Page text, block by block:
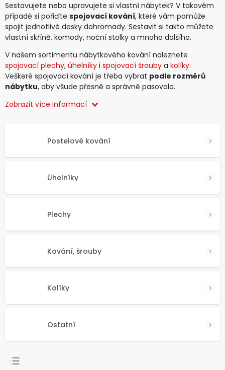
Sestavujete nebo upravujete si vlastní nábytek? V takovém
případě si pořiďte spojovací kování, které vám pomůže
spojit jednotlivé desky dohromady. Sestavit si takto můžete
vlastní skříně, komody, noční stolky a mnoho dalšího.
V našem sortimentu nábytkového kování naleznete
spojovací plechy, úhelníky i spojovací šrouby a kolíky.
Veškeré spojovací kování je třeba vybrat podle rozměrů
nábytku, aby všude přesně a správně pasovalo.
Zobrazit více informací
Postelové kování
Úhelníky
Plechy
Kování, šrouby
Kolíky
Ostatní